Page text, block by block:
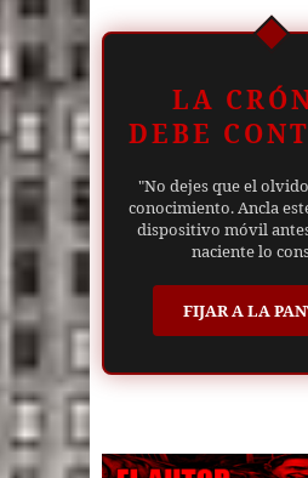
LA
DEBE
"No dejes que el
conocimiento. Ancla
dispositivo móvil
naciente lo
FIJAR A LA